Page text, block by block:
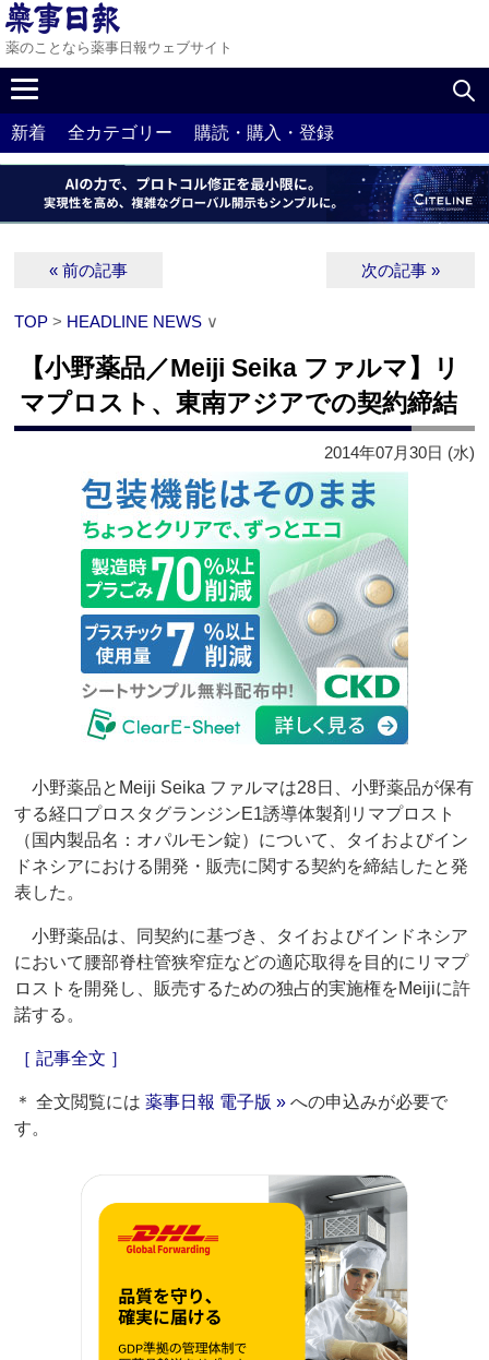
薬のことなら薬事日報ウェブサイト
新着 全カテゴリー 購読・購入・登録
« 前の記事 次の記事 »
TOP > HEADLINE NEWS ∨
【小野薬品／Meiji Seika ファルマ】リ
マプロスト、東南アジアでの契約締結
2014年07月30日 (水)
小野薬品とMeiji Seika ファルマは28日、小野薬品が保有
する経口プロスタグランジンE1誘導体製剤リマプロスト
（国内製品名：オパルモン錠）について、タイおよびイン
ドネシアにおける開発・販売に関する契約を締結したと発
表した。
小野薬品は、同契約に基づき、タイおよびインドネシア
において腰部脊柱管狭窄症などの適応取得を目的にリマプ
ロストを開発し、販売するための独占的実施権をMeijiに許
諾する。
［ 記事全文 ］
＊ 全文閲覧には薬事日報 電子版 » への申込みが必要で
す。